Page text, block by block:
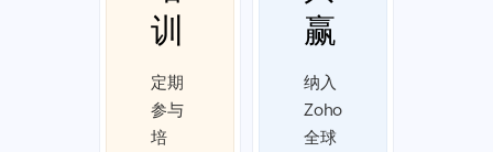
训
定期
参与
培
赢
纳入
Zoho
全球